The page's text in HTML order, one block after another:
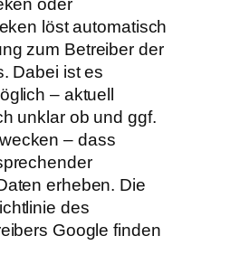
oder
löst automatisch
zum Betreiber der
Dabei ist es
– aktuell
unklar ob und ggf.
– dass
erheben. Die
des
Google finden